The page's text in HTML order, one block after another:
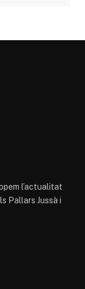
l’actualitat
Pallars Jussà i